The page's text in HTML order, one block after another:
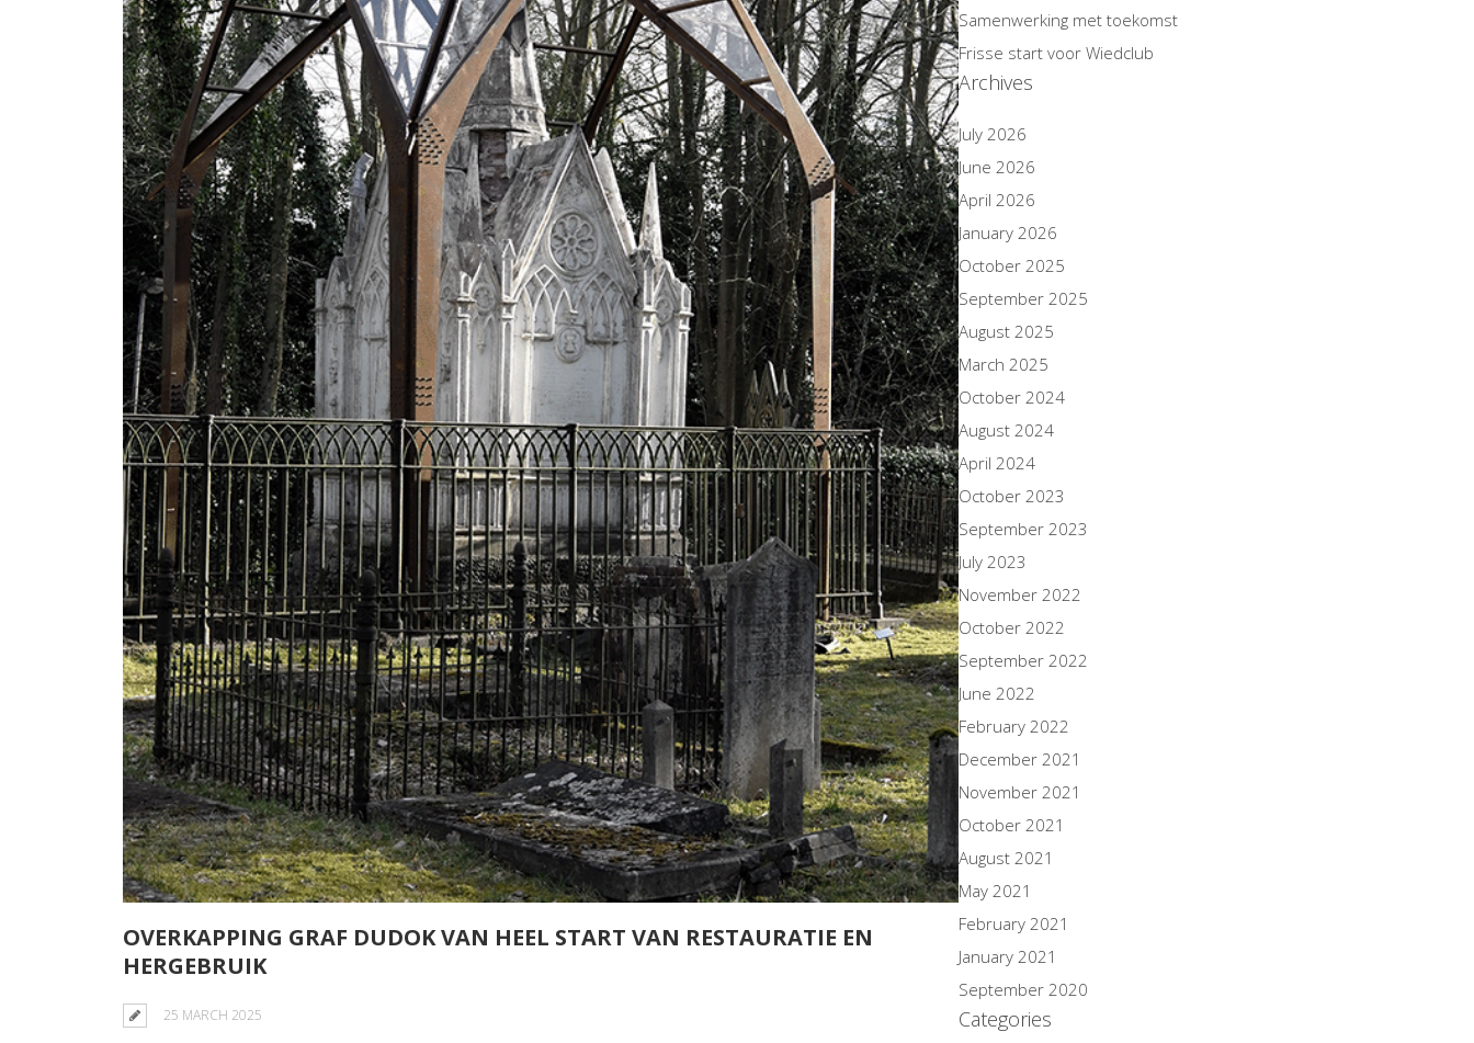
OVERKAPPING GRAF DUDOK VAN HEEL START VAN RESTAURATIE EN
HERGEBRUIK
25 MARCH 2025
Samenwerking met toekomst
Frisse start voor Wiedclub
Archives
July 2026
June 2026
April 2026
January 2026
October 2025
September 2025
August 2025
March 2025
October 2024
August 2024
April 2024
October 2023
September 2023
July 2023
November 2022
October 2022
September 2022
June 2022
February 2022
December 2021
November 2021
October 2021
August 2021
May 2021
February 2021
January 2021
September 2020
Categories